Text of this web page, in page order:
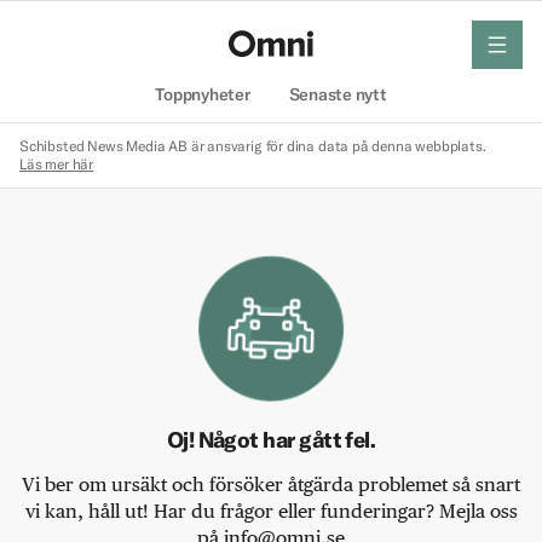
Toppnyheter Senaste nytt
meny
Schibsted News Media AB är ansvarig för dina data på denna webbplats.
Läs mer här
Oj! Något har gått fel.
Vi ber om ursäkt och försöker åtgärda problemet så snart
vi kan, håll ut! Har du frågor eller funderingar? Mejla oss